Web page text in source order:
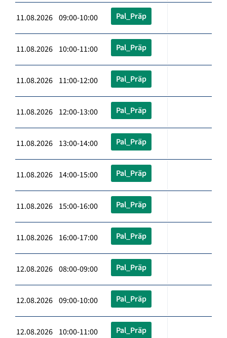
11.08.2026 09:00-10:00 Pal_Präp
11.08.2026 10:00-11:00 Pal_Präp
11.08.2026 11:00-12:00 Pal_Präp
11.08.2026 12:00-13:00 Pal_Präp
11.08.2026 13:00-14:00 Pal_Präp
11.08.2026 14:00-15:00 Pal_Präp
11.08.2026 15:00-16:00 Pal_Präp
11.08.2026 16:00-17:00 Pal_Präp
12.08.2026 08:00-09:00 Pal_Präp
12.08.2026 09:00-10:00 Pal_Präp
12.08.2026 10:00-11:00 Pal_Präp